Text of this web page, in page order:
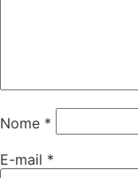
Nome *
E-mail *